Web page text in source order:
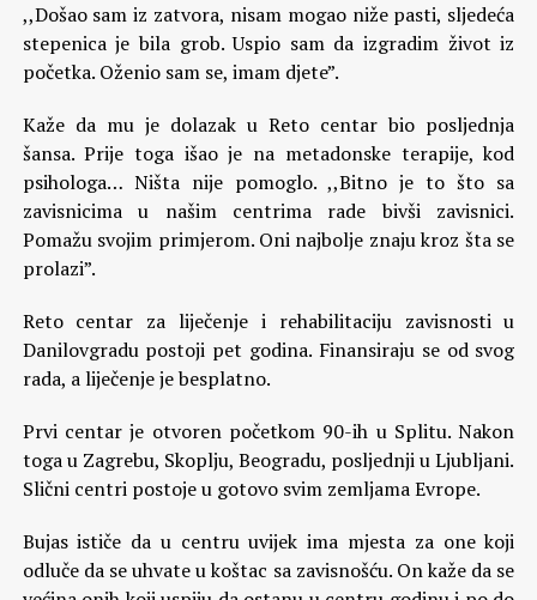
,,Došao sam iz zatvora, nisam mogao niže pasti, sljedeća
stepenica je bila grob. Uspio sam da izgradim život iz
početka. Oženio sam se, imam djete”.
Kaže da mu je dolazak u Reto centar bio posljednja
šansa. Prije toga išao je na metadonske terapije, kod
psihologa… Ništa nije pomoglo. ,,Bitno je to što sa
zavisnicima u našim centrima rade bivši zavisnici.
Pomažu svojim primjerom. Oni najbolje znaju kroz šta se
prolazi”.
Reto centar za liječenje i rehabilitaciju zavisnosti u
Danilovgradu postoji pet godina. Finansiraju se od svog
rada, a liječenje je besplatno.
Prvi centar je otvoren početkom 90-ih u Splitu. Nakon
toga u Zagrebu, Skoplju, Beogradu, posljednji u Ljubljani.
Slični centri postoje u gotovo svim zemljama Evrope.
Bujas ističe da u centru uvijek ima mjesta za one koji
odluče da se uhvate u koštac sa zavisnošću. On kaže da se